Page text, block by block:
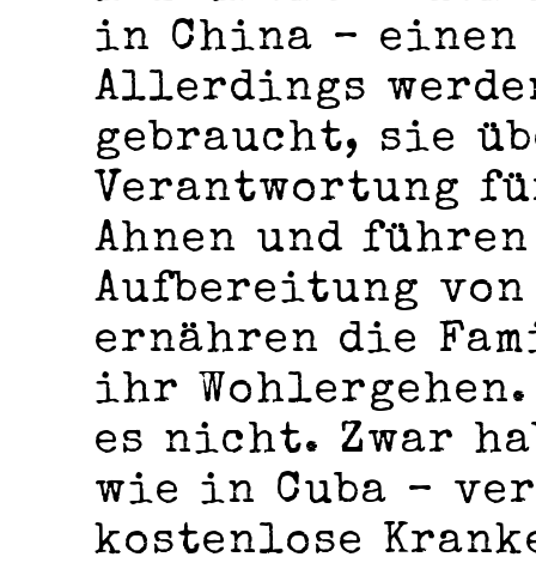
in China – einen
Allerdings
gebraucht, sie
Verantwortung
Ahnen und
Aufbereitung von
ernähren die
ihr
es nicht. Zwar
wie in Cuba ­–
kostenlose